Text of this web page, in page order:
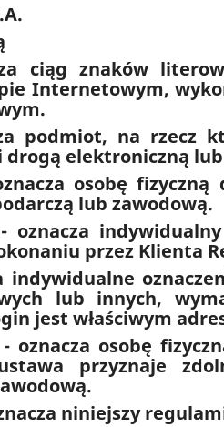
ciąg znaków
Internetowym,
podmiot, na rzecz
drogą elektroniczną
osobę
lub zawodową.
oznacza
przez Klienta
indywidualne
lub innych,
jest właściwym
oznacza osobę
przyznaje
niniejszy